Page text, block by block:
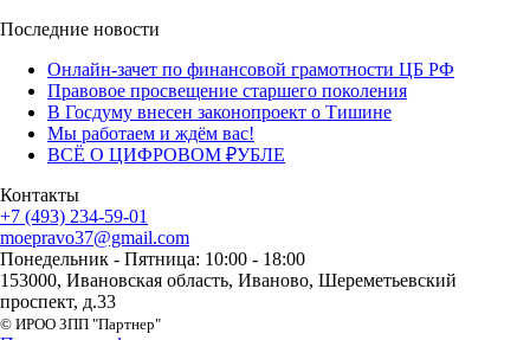
Последние новости
Онлайн-зачет по финансовой грамотности ЦБ РФ
Правовое просвещение старшего поколения
В Госдуму внесен законопроект о Тишине
Мы работаем и ждём вас!
ВСЁ О ЦИФРОВОМ ₽УБЛЕ
Контакты
+7 (493) 234-59-01
moepravo37@gmail.com
Понедельник - Пятница: 10:00 - 18:00
153000, Ивановская область, Иваново, Шереметьевский
проспект, д.33
© ИРОО ЗПП "Партнер"